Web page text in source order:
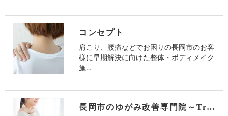
コンセプト
肩こり、腰痛などでお困りの長岡市のお客
様に早期解決に向けた整体・ボディメイク
施…
長岡市のゆがみ改善専門院～Truth～のお客様の声